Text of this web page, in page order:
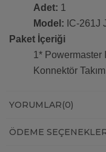
Adet: 1
Model: IC-261J
Paket İçeriği
1* Powermaster
Konnektör Takım
YORUMLAR(0)
ÖDEME